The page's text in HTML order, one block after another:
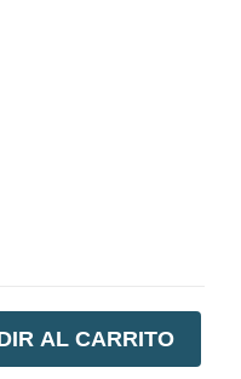
AL CARRITO